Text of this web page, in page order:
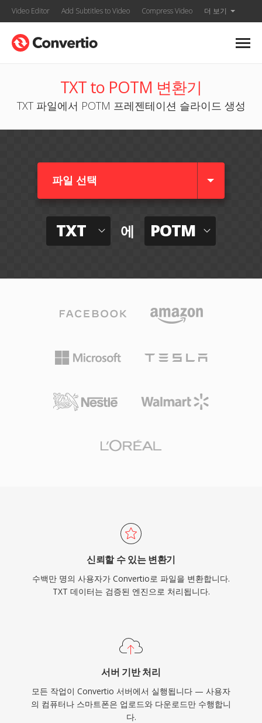
Video Editor Add Subtitles to Video Compress Video 더 보기
TXT to POTM 변환기
TXT 파일에서 POTM 프레젠테이션 슬라이드 생성
파일 선택
TXT 에 POTM
신뢰할 수 있는 변환기
수백만 명의 사용자가 Convertio로 파일을 변환합니다.
TXT 데이터는 검증된 엔진으로 처리됩니다.
서버 기반 처리
모든 작업이 Convertio 서버에서 실행됩니다 — 사용자
의 컴퓨터나 스마트폰은 업로드와 다운로드만 수행합니
다.